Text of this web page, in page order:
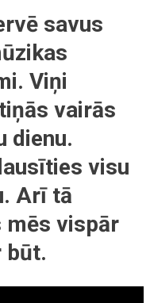
savus
Viņi
vairās
dienu.
visu
Arī tā
mēs vispār
būt.